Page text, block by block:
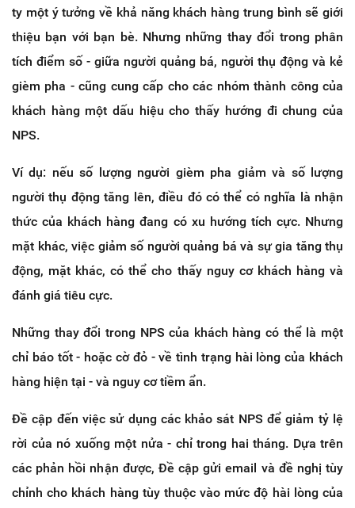
ty một ý tưởng về khả năng khách hàng trung bình sẽ giới
thiệu bạn với bạn bè. Nhưng những thay đổi trong phân
tích điểm số - giữa người quảng bá, người thụ động và kẻ
gièm pha - cũng cung cấp cho các nhóm thành công của
khách hàng một dấu hiệu cho thấy hướng đi chung của
NPS.
Ví dụ: nếu số lượng người gièm pha giảm và số lượng
người thụ động tăng lên, điều đó có thể có nghĩa là nhận
thức của khách hàng đang có xu hướng tích cực. Nhưng
mặt khác, việc giảm số người quảng bá và sự gia tăng thụ
động, mặt khác, có thể cho thấy nguy cơ khách hàng và
đánh giá tiêu cực.
Những thay đổi trong NPS của khách hàng có thể là một
chỉ báo tốt - hoặc cờ đỏ - về tình trạng hài lòng của khách
hàng hiện tại - và nguy cơ tiềm ẩn.
Đề cập đến việc sử dụng các khảo sát NPS để giảm tỷ lệ
rời của nó xuống một nửa - chỉ trong hai tháng. Dựa trên
các phản hồi nhận được, Đề cập gửi email và đề nghị tùy
chỉnh cho khách hàng tùy thuộc vào mức độ hài lòng của